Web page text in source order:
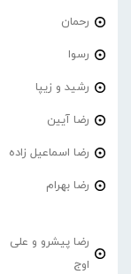
رحمان
رسوا
رشید و زیپا
رضا آیین
رضا اسماعیل زاده
رضا بهرام
رضا پیشرو و علی
اوج